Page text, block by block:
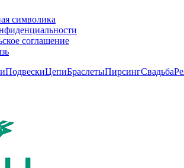
символика
соглашение
ПодвескиЦепиБраслетыПирсингСвадьба